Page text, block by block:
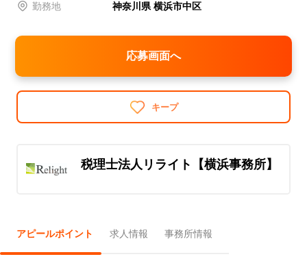
勤務地 神奈川県 横浜市中区
応募画面へ
キープ
税理士法人リライト【横浜事務所】
アピールポイント 求人情報 事務所情報